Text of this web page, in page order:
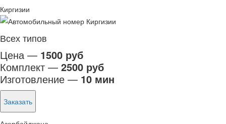
Киргизии
Всех типов
Цена — 1500 руб
Комплект — 2500 руб
Изготовление — 10 мин
Заказать